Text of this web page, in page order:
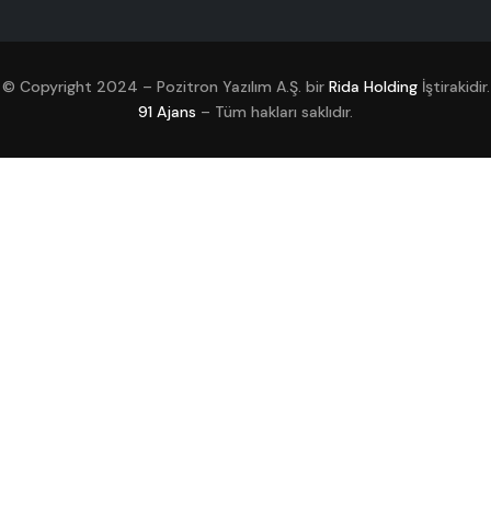
© Copyright 2024 – Pozitron Yazılım A.Ş. bir Rida Holdingİştirakidir.
91 Ajans – Tüm hakları saklıdır.